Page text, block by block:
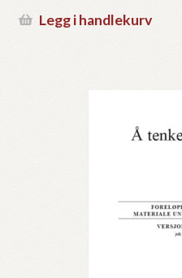
Legg i handlekurv